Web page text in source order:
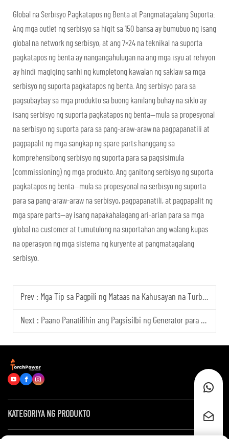
Global na Serbisyo Pagkatapos ng Benta at Pangmatagalang Suporta:
Ang mga outlet ng serbisyo sa higit sa 150 bansa ay bumubuo ng isang
global na network ng serbisyo, at ang 7×24 na teknikal na suporta
pagkatapos ng benta ay nangangahulugan na ang mga isyu at rehiyon
ay hindi magiging sanhi ng kumpletong kawalan ng saklaw sa mga
serbisyo ng suporta pagkatapos ng benta. Ang serbisyo para sa
pagsubaybay sa mga produkto sa buong kanilang buhay na siklo ay
isang serbisyo ng suporta pagkatapos ng benta—mula sa propesyonal
na serbisyo ng suporta para sa pang-araw-araw na pagpapanatili at
pagpapalit ng mga sangkap ng spare parts hanggang sa
komprehensibong serbisyo ng suporta para sa pagsisimula
(commissioning) ng mga produkto. Ang ganitong serbisyo ng suporta
pagkatapos ng benta—mula sa propesyonal na serbisyo ng suporta
para sa pang-araw-araw na serbisyo, pagpapanatili, at pagpapalit ng
mga spare parts—ay isang napakahalagang ari-arian para sa mga
global na customer at tumutulong na suportahan ang walang kupas
na operasyon ng mga sistema ng kuryente at pangmatagalang
serbisyo.
Prev : Mga Tip sa Pagpili ng Mataas na Kahusayan na Turbina ng Alabat para sa Pang-industriyang Pagbuo ng Kapangyarihan
Next : Paano Panatilihin ang Pagsisilbi ng Generator para sa Walang Humpay na Kapangyarihan ng Data Center?
KATEGORIYA NG PRODUKTO